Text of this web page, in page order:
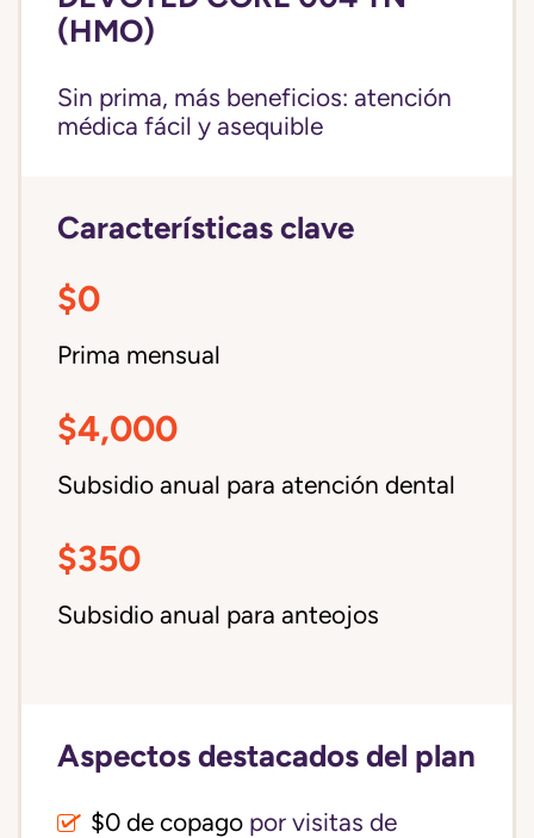
(HMO)
Sin prima, más beneficios: atención
médica fácil y asequible
Características clave
$0
Prima mensual
$4,000
Subsidio anual para atención dental
$350
Subsidio anual para anteojos
Aspectos destacados del plan
$0 de copago por visitas de